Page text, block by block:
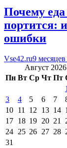
Почему
портится:
ошибки
Vse42.ru9 месяцев
Август 2026
Пн Вт Ср Чт Пт
3
4 5 6 7
10 11 12 13 14
17 18 19 20 21
24 25 26 27 28
31